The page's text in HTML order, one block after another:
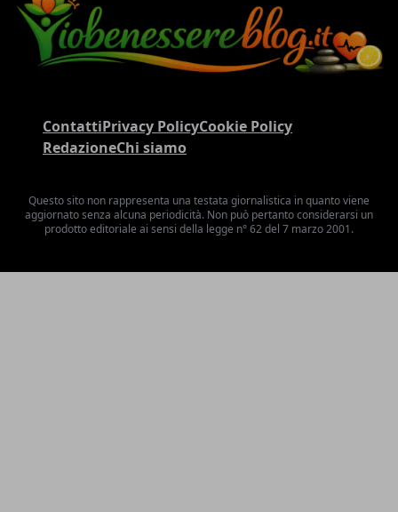
ContattiPrivacy PolicyCookie Policy
RedazioneChi siamo
Questo sito non rappresenta una testata giornalistica in quanto viene
aggiornato senza alcuna periodicità. Non può pertanto considerarsi un
prodotto editoriale ai sensi della legge n° 62 del 7 marzo 2001.